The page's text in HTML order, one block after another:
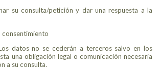
su consulta/petición y dar una respuesta a la
consentimiento
datos no se cederán a terceros salvo en los
una obligación legal o comunicación necesaria
a su consulta.